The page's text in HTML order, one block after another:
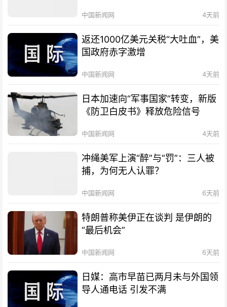
中国新闻网 4天前
返还1000亿美元关税“大吐血”，美
国政府赤字激增
中国新闻网 4天前
日本加速向“军事国家”转变，新版
《防卫白皮书》释放危险信号
中国新闻网 4天前
冲绳美军上演“醉”与“罚”：三人被
捕，为何无人认罪？
中国新闻网 6天前
特朗普称美伊正在谈判 是伊朗的
“最后机会”
中国新闻网 6天前
日媒：高市早苗已两月未与外国领
导人通电话 引发不满